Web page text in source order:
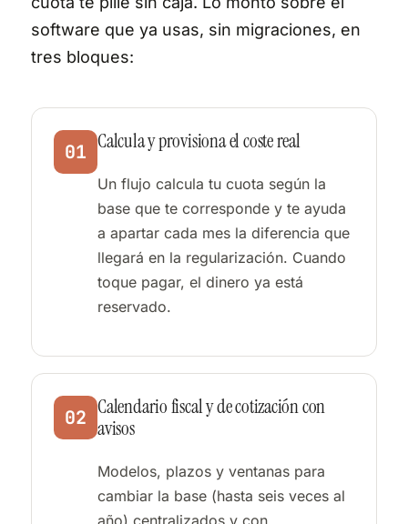
software que ya usas, sin migraciones, en
tres bloques:
01 Calcula y provisiona el coste real
Un flujo calcula tu cuota según la
base que te corresponde y te ayuda
a apartar cada mes la diferencia que
llegará en la regularización. Cuando
toque pagar, el dinero ya está
reservado.
02 Calendario fiscal y de cotización con
avisos
Modelos, plazos y ventanas para
cambiar la base (hasta seis veces al
año) centralizados y con